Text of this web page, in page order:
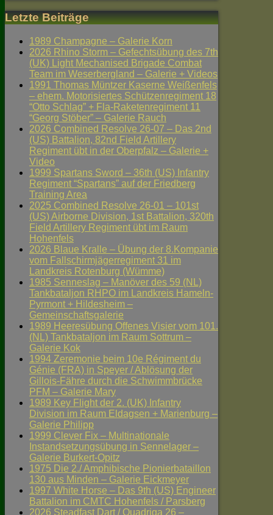
Letzte Beiträge
1989 Champagne – Galerie Korn
2026 Rhino Storm – Gefechtsübung des 7th
(UK) Light Mechanised Brigade Combat
Team im Weserbergland – Galerie + Videos
1991 Thomas Müntzer Kaserne Weißenfels
– ehem. Motorisiertes Schützenregiment 18
“Otto Schlag” + Fla-Raketenregiment 11
“Georg Stöber” – Galerie Rauch
2026 Combined Resolve 26-07 – Das 2nd
(US) Battalion, 82nd Field Artillery
Regiment übt in der Oberpfalz – Galerie +
Video
1999 Spartans Sword – 36th (US) Infantry
Regiment “Spartans” auf der Friedberg
Training Area
2025 Combined Resolve 26-01 – 101st
(US) Airborne Division, 1st Battalion, 320th
Field Artillery Regiment übt im Raum
Hohenfels
2026 Blaue Kralle – Übung der 8.Kompanie
vom Fallschirmjägerregiment 31 im
Landkreis Rotenburg (Wümme)
1985 Senneslag – Manöver des 59 (NL)
Tankbataljon RHPO im Landkreis Hameln-
Pyrmont + Hildesheim –
Gemeinschaftsgalerie
1989 Heeresübung Offenes Visier vom 101.
(NL) Tankbataljon im Raum Sottrum –
Galerie Kok
1994 Zeremonie beim 10e Régiment du
Génie (FRA) in Speyer / Ablösung der
Gillois-Fähre durch die Schwimmbrücke
PFM – Galerie Mary
1989 Key Flight der 2. (UK) Infantry
Division im Raum Eldagsen + Marienburg –
Galerie Philipp
1999 Clever Fix – Multinationale
Instandsetzungsübung in Sennelager –
Galerie Burkert-Opitz
1975 Die 2./ Amphibische Pionierbataillon
130 aus Minden – Galerie Eickmeyer
1997 White Horse – Das 9th (US) Engineer
Battalion im CMTC Hohenfels / Parsberg
2026 Steadfast Dart / Quadriga 26 –